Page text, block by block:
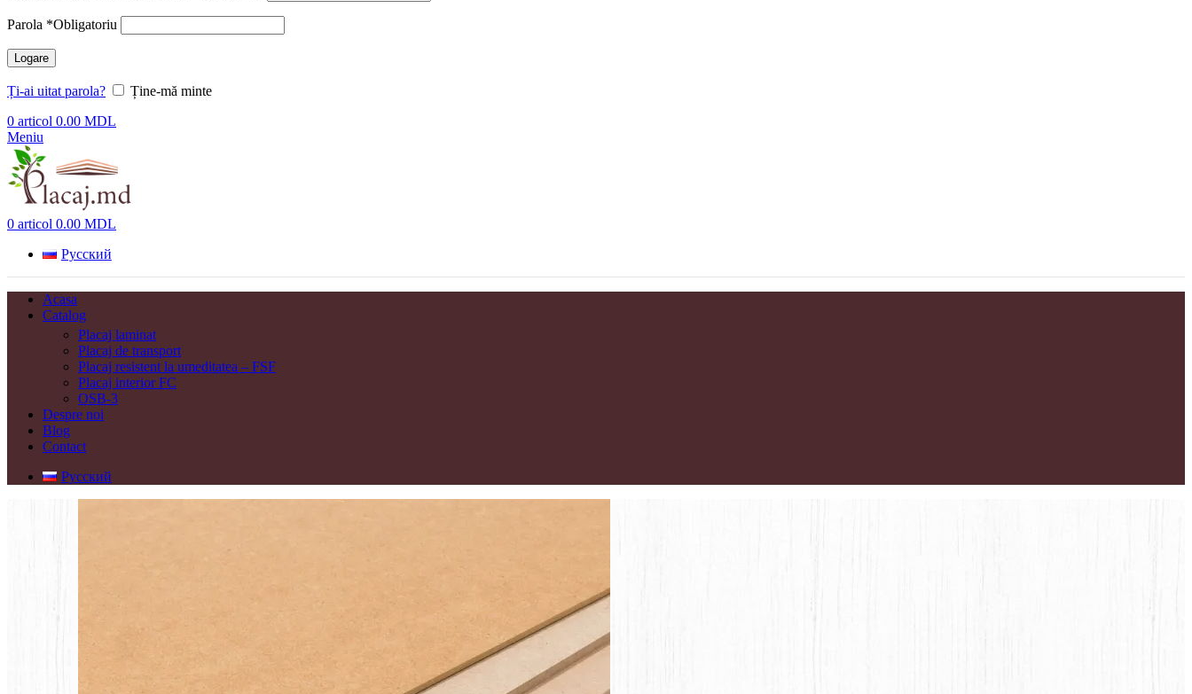
Parola *Obligatoriu
Logare
Ți-ai uitat parola?
Ține-mă minte
0 articol 0.00 MDL
Meniu
0 articol 0.00 MDL
Русский
Acasa
Catalog
Placaj laminat
Placaj de transport
Placaj resistent la umeditatea – FSF
Placaj interior FC
OSB-3
Despre noi
Blog
Contact
Русский